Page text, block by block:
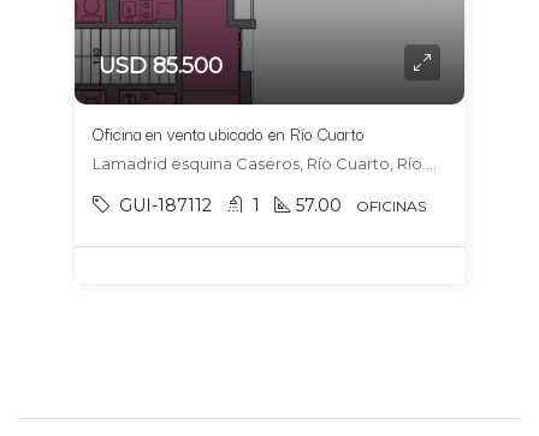
USD 85.500
Oficina en venta ubicado en Río Cuarto
GUI-187112 1 57.00 OFICINAS